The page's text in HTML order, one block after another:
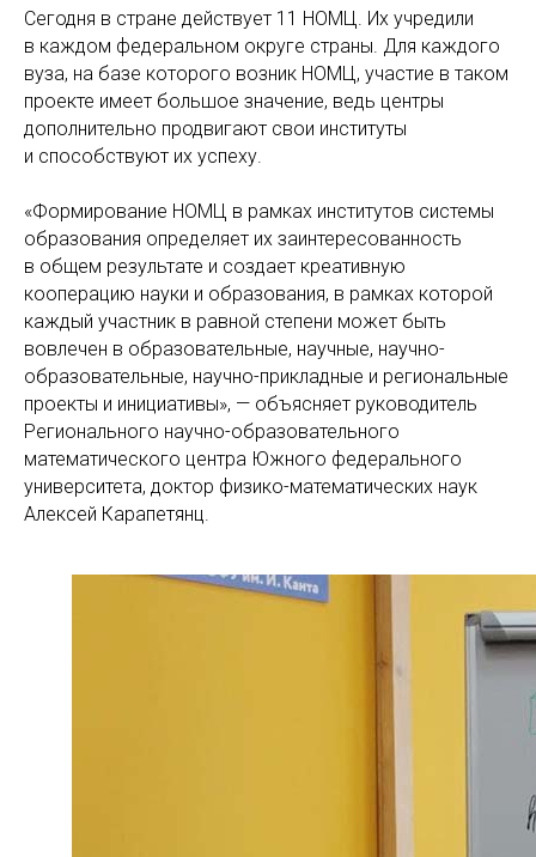
Сегодня в стране действует 11 НОМЦ. Их учредили
в каждом федеральном округе страны. Для каждого
вуза, на базе которого возник НОМЦ, участие в таком
проекте имеет большое значение, ведь центры
дополнительно продвигают свои институты
и способствуют их успеху.
«Формирование НОМЦ в рамках институтов системы
образования определяет их заинтересованность
в общем результате и создает креативную
кооперацию науки и образования, в рамках которой
каждый участник в равной степени может быть
вовлечен в образовательные, научные, научно-
образовательные, научно-прикладные и региональные
проекты и инициативы», — объясняет руководитель
Регионального научно-образовательного
математического центра Южного федерального
университета, доктор физико-математических наук
Алексей Карапетянц.